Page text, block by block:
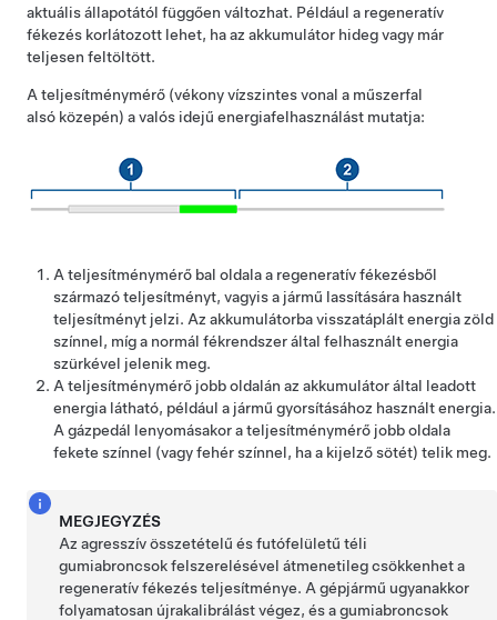
aktuális állapotától függően változhat. Például a regeneratív
fékezés korlátozott lehet, ha az akkumulátor hideg vagy már
teljesen feltöltött.
A teljesítménymérő (vékony vízszintes vonal a műszerfal
alsó közepén) a valós idejű energiafelhasználást mutatja:
A teljesítménymérő bal oldala a regeneratív fékezésből
származó teljesítményt, vagyis a jármű lassítására használt
teljesítményt jelzi. Az akkumulátorba visszatáplált energia zöld
színnel, míg a normál fékrendszer által felhasznált energia
szürkével jelenik meg.
A teljesítménymérő jobb oldalán az akkumulátor által leadott
energia látható, például a jármű gyorsításához használt energia.
A gázpedál lenyomásakor a teljesítménymérő jobb oldala
fekete színnel (vagy fehér színnel, ha a kijelző sötét) telik meg.
MEGJEGYZÉS
Az agresszív összetételű és futófelületű téli
gumiabroncsok felszerelésével átmenetileg csökkenhet a
regeneratív fékezés teljesítménye. A gépjármű ugyanakkor
folyamatosan újrakalibrálást végez, és a gumiabroncsok